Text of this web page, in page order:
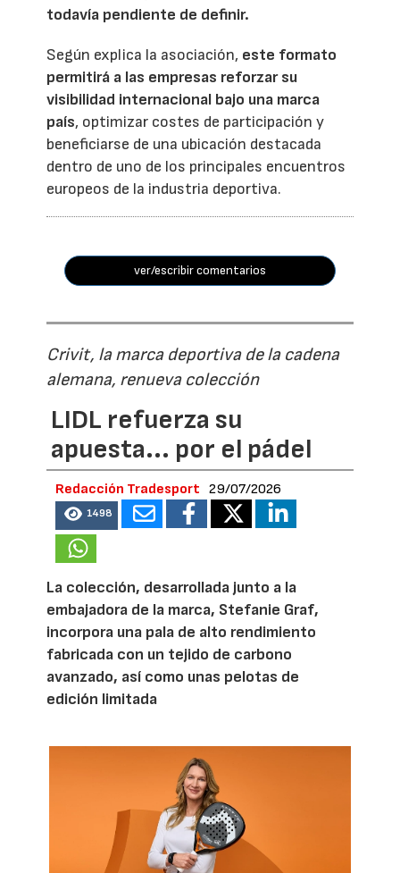
todavía pendiente de definir.
Según explica la asociación, este formato
permitirá a las empresas reforzar su
visibilidad internacional bajo una marca
país, optimizar costes de participación y
beneficiarse de una ubicación destacada
dentro de uno de los principales encuentros
europeos de la industria deportiva.
ver/escribir comentarios
Crivit, la marca deportiva de la cadena
alemana, renueva colección
LIDL refuerza su
apuesta... por el pádel
Redacción Tradesport 29/07/2026
1498
La colección, desarrollada junto a la
embajadora de la marca, Stefanie Graf,
incorpora una pala de alto rendimiento
fabricada con un tejido de carbono
avanzado, así como unas pelotas de
edición limitada